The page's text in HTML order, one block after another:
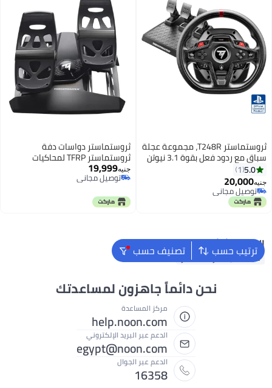
ثروستماستر T248R، مجموعة عجلة
سباق مع ردود فعل بقوة 3.1 نيوتن
متر ودواسات، لجهاز PS5 و PS4 و PC
5.0
1
جنيه20,000
توصيل مجاني
توصيل مجاني
ثروستماستر دواسات دفة
ثروستماستر TFRP لمحاكيات
الطيران
جنيه19,999
توصيل مجاني
توصيل مجاني
ترتيب حسب تصنيف حسب البحث الشائع
عجلة القيادة ثراستماستر
نحن دائماً جاهزون لمساعدتك
مركز المساعدة
help.noon.com
الدعم عبر البريد الإلكتروني
egypt@noon.com
الدعم عبر الجوال
16358